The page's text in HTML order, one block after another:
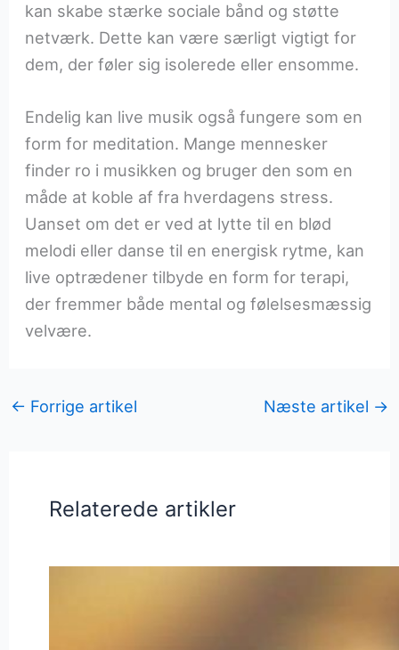
kan skabe stærke sociale bånd og støtte
netværk. Dette kan være særligt vigtigt for
dem, der føler sig isolerede eller ensomme.
Endelig kan live musik også fungere som en
form for meditation. Mange mennesker
finder ro i musikken og bruger den som en
måde at koble af fra hverdagens stress.
Uanset om det er ved at lytte til en blød
melodi eller danse til en energisk rytme, kan
live optrædener tilbyde en form for terapi,
der fremmer både mental og følelsesmæssig
velvære.
← Forrige artikel Næste artikel →
Relaterede artikler